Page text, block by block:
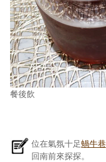
餐後飲
位在氣氛十足蝸牛巷
回南前來探探。